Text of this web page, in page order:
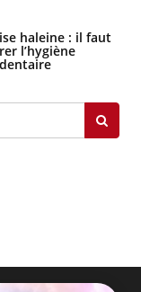
haleine : il faut
l’hygiène